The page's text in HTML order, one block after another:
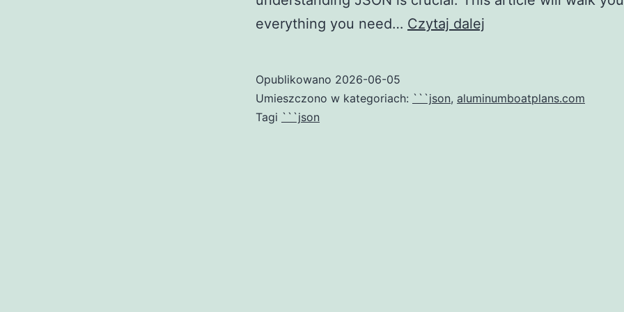
everything you need… Czytaj dalej
Comprehensive
Opublikowano 2026-06-05
Umieszczono w kategoriach: ```json, aluminumboatplans.com
Tagi ```json